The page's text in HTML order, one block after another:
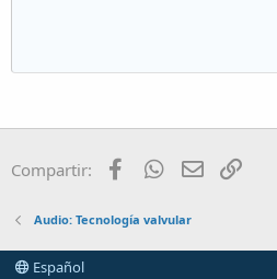
Compartir: FacebookWhatsApp
Email
Audio: Tecnología valvular
Español